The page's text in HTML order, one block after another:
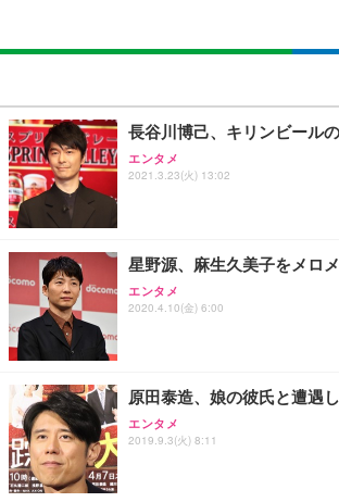
長谷川博己、キリンビール
エンタメ
2021.3.23(火) 13:02
星野源、麻生久美子をメ
エンタメ
2020.4.10(金) 6:00
原田泰造、娘の彼氏と遭遇
エンタメ
2019.9.3(火) 8:11